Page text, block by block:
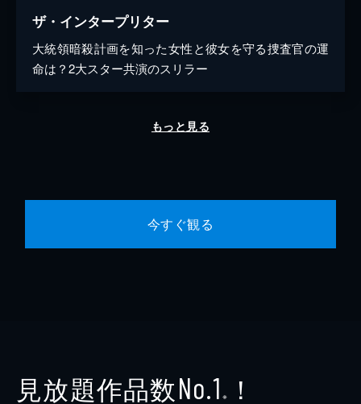
ザ・インタープリター
大統領暗殺計画を知った女性と彼女を守る捜査官の運
命は？2大スター共演のスリラー
もっと見る
今すぐ観る
見放題作品数No.1 ※ ！